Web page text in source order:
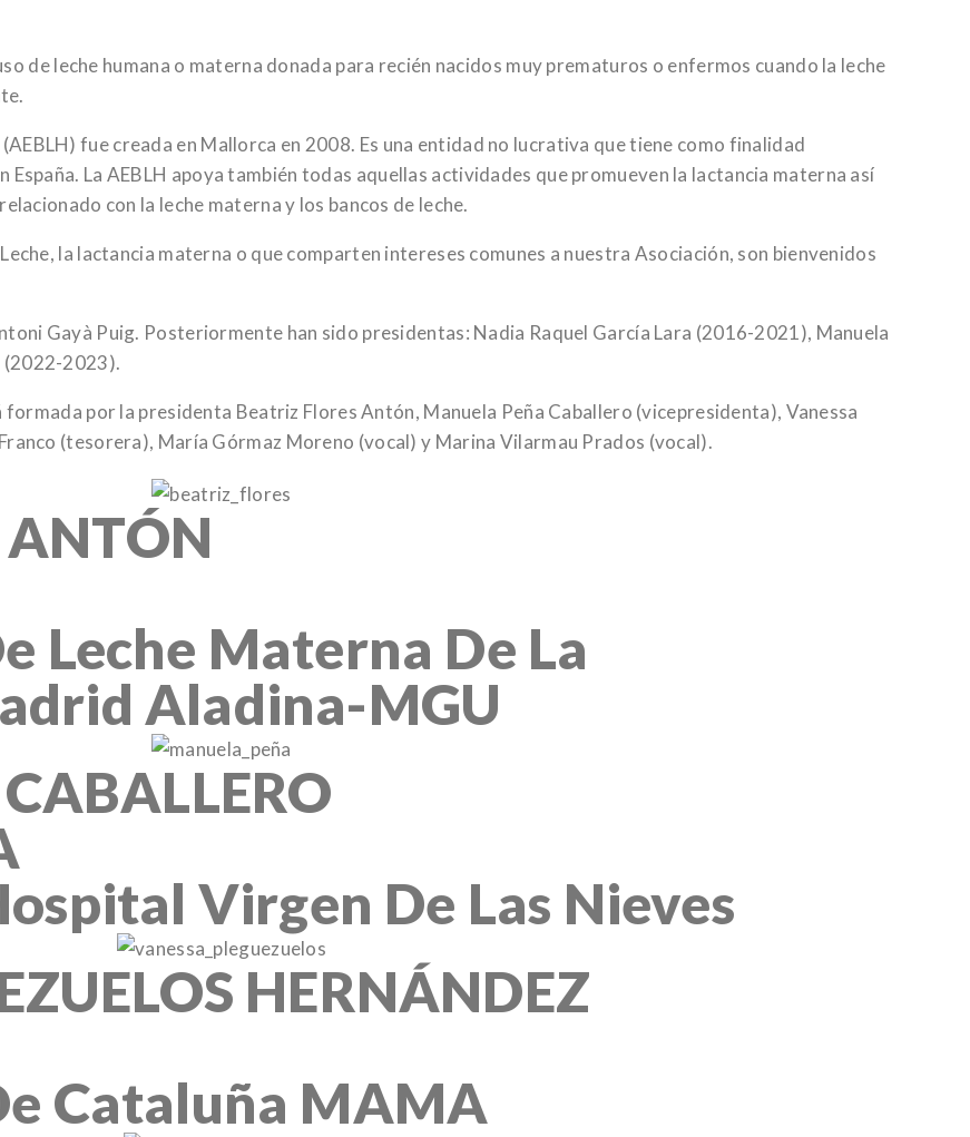
de leche humana o materna donada para recién nacidos muy prematuros o enfermos cuando la leche
fue creada en Mallorca en 2008. Es una entidad no lucrativa que tiene como finalidad
España. La AEBLH apoya también todas aquellas actividades que promueven la lactancia materna así
con la leche materna y los bancos de leche.
la lactancia materna o que comparten intereses comunes a nuestra Asociación, son bienvenidos
Gayà Puig. Posteriormente han sido presidentas: Nadia Raquel García Lara (2016-2021), Manuela
(2022-2023).
por la presidenta Beatriz Flores Antón, Manuela Peña Caballero (vicepresidenta), Vanessa
(tesorera), María Górmaz Moreno (vocal) y Marina Vilarmau Prados (vocal).
ANTÓN
Leche Materna De La
Aladina-MGU
Virgen De Las Nieves
HERNÁNDEZ
Cataluña MAMA